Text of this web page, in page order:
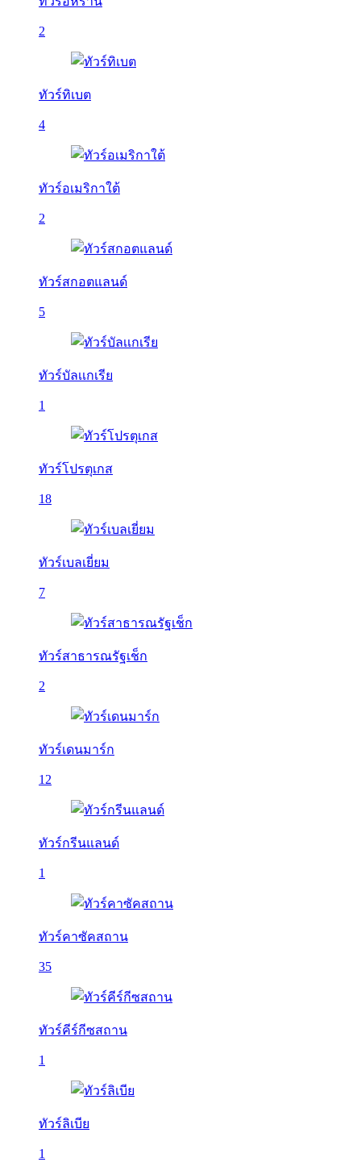
2
ทัวร์ทิเบต
4
ทัวร์อเมริกาใต้
2
ทัวร์สกอตแลนด์
5
ทัวร์บัลเเกเรีย
1
ทัวร์โปรตุเกส
18
ทัวร์เบลเยี่ยม
7
ทัวร์สาธารณรัฐเช็ก
2
ทัวร์เดนมาร์ก
12
ทัวร์กรีนแลนด์
1
ทัวร์คาซัคสถาน
35
ทัวร์คีร์กีซสถาน
1
ทัวร์ลิเบีย
1